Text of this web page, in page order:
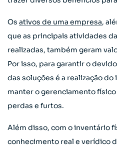
Os ativos de uma empresa,
que as principais atividades
realizadas, também geram
Por isso, para garantir o
das soluções é a realização
manter o gerenciamento
perdas e furtos.
Além disso, com o inventário
conhecimento real e verídico